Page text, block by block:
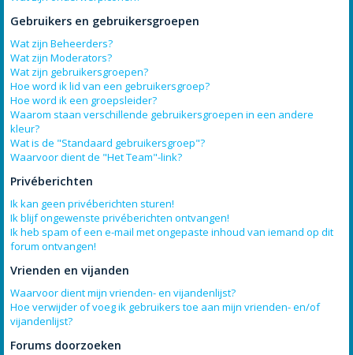
Gebruikers en gebruikersgroepen
Wat zijn Beheerders?
Wat zijn Moderators?
Wat zijn gebruikersgroepen?
Hoe word ik lid van een gebruikersgroep?
Hoe word ik een groepsleider?
Waarom staan verschillende gebruikersgroepen in een andere
kleur?
Wat is de "Standaard gebruikersgroep"?
Waarvoor dient de "Het Team"-link?
Privéberichten
Ik kan geen privéberichten sturen!
Ik blijf ongewenste privéberichten ontvangen!
Ik heb spam of een e-mail met ongepaste inhoud van iemand op dit
forum ontvangen!
Vrienden en vijanden
Waarvoor dient mijn vrienden- en vijandenlijst?
Hoe verwijder of voeg ik gebruikers toe aan mijn vrienden- en/of
vijandenlijst?
Forums doorzoeken